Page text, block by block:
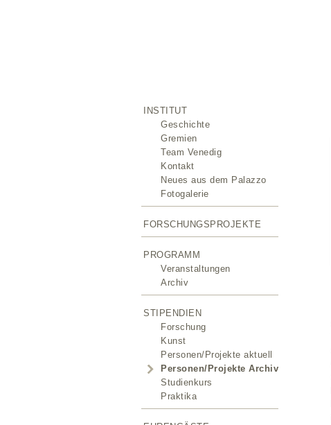
INSTITUT
Geschichte
Gremien
Team Venedig
Kontakt
Neues aus dem Palazzo
Fotogalerie
FORSCHUNGSPROJEKTE
PROGRAMM
Veranstaltungen
Archiv
STIPENDIEN
Forschung
Kunst
Personen/Projekte aktuell
Personen/Projekte Archiv
Studienkurs
Praktika